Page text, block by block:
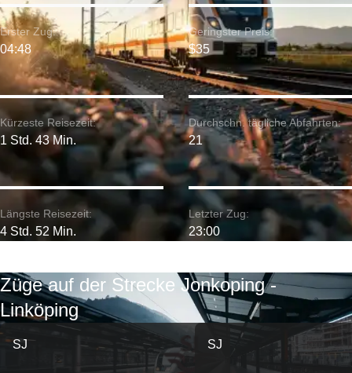
Kürzeste Reisezeit:
1 Std. 43 Min.
Erster Zug:
04:48
Längste Reisezeit:
4 Std. 52 Min.
Geringster Preis:
$35
Durchschn. tägliche Abfahrten:
21
Letzter Zug:
23:00
Züge auf der Strecke Jonkoping -
Linköping
SJ SJ